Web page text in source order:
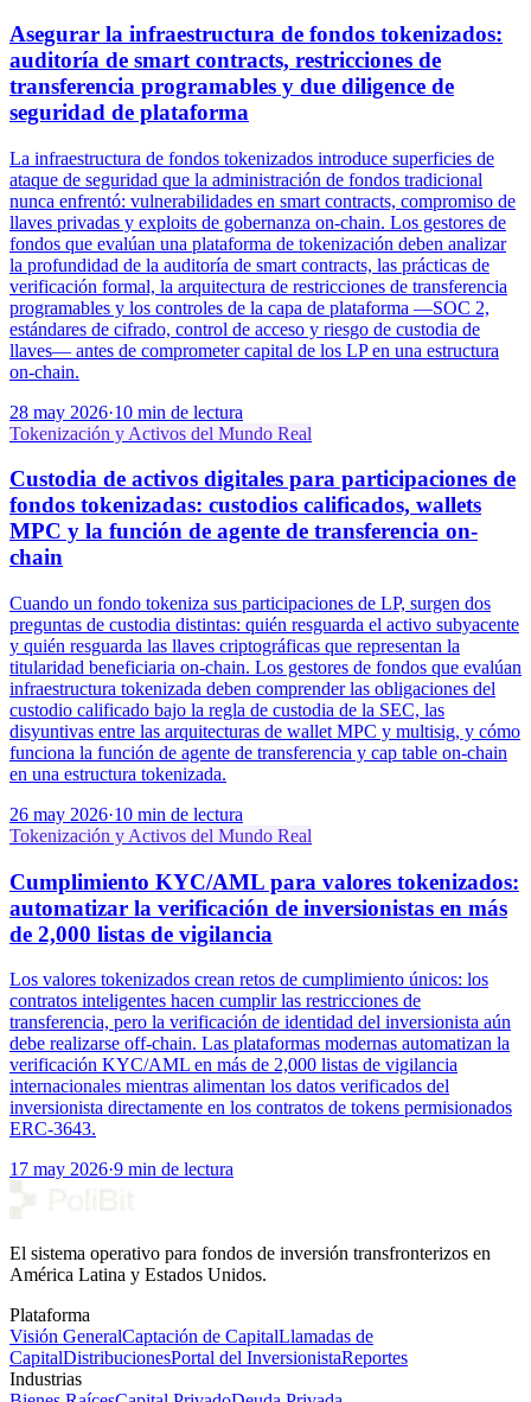
Asegurar la infraestructura de fondos tokenizados:
auditoría de smart contracts, restricciones de
transferencia programables y due diligence de
seguridad de plataforma
La infraestructura de fondos tokenizados introduce superficies de
ataque de seguridad que la administración de fondos tradicional
nunca enfrentó: vulnerabilidades en smart contracts, compromiso de
llaves privadas y exploits de gobernanza on-chain. Los gestores de
fondos que evalúan una plataforma de tokenización deben analizar
la profundidad de la auditoría de smart contracts, las prácticas de
verificación formal, la arquitectura de restricciones de transferencia
programables y los controles de la capa de plataforma —SOC 2,
estándares de cifrado, control de acceso y riesgo de custodia de
llaves— antes de comprometer capital de los LP en una estructura
on-chain.
28 may 2026·10 min de lectura
Tokenización y Activos del Mundo Real
Custodia de activos digitales para participaciones de
fondos tokenizadas: custodios calificados, wallets
MPC y la función de agente de transferencia on-
chain
Cuando un fondo tokeniza sus participaciones de LP, surgen dos
preguntas de custodia distintas: quién resguarda el activo subyacente
y quién resguarda las llaves criptográficas que representan la
titularidad beneficiaria on-chain. Los gestores de fondos que evalúan
infraestructura tokenizada deben comprender las obligaciones del
custodio calificado bajo la regla de custodia de la SEC, las
disyuntivas entre las arquitecturas de wallet MPC y multisig, y cómo
funciona la función de agente de transferencia y cap table on-chain
en una estructura tokenizada.
26 may 2026·10 min de lectura
Tokenización y Activos del Mundo Real
Cumplimiento KYC/AML para valores tokenizados:
automatizar la verificación de inversionistas en más
de 2,000 listas de vigilancia
Los valores tokenizados crean retos de cumplimiento únicos: los
contratos inteligentes hacen cumplir las restricciones de
transferencia, pero la verificación de identidad del inversionista aún
debe realizarse off-chain. Las plataformas modernas automatizan la
verificación KYC/AML en más de 2,000 listas de vigilancia
internacionales mientras alimentan los datos verificados del
inversionista directamente en los contratos de tokens permisionados
ERC-3643.
17 may 2026·9 min de lectura
El sistema operativo para fondos de inversión transfronterizos en
América Latina y Estados Unidos.
Plataforma
Visión GeneralCaptación de CapitalLlamadas de
CapitalDistribucionesPortal del InversionistaReportes
Industrias